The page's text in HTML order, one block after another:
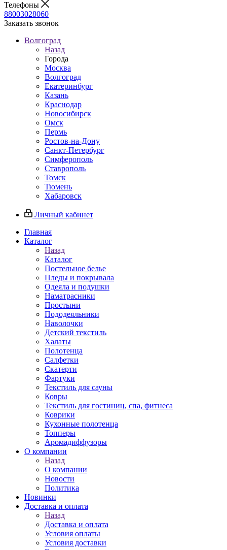
Телефоны
88003028060
Заказать звонок
Волгоград
Назад
Города
Москва
Волгоград
Екатеринбург
Казань
Краснодар
Новосибирск
Омск
Пермь
Ростов-на-Дону
Санкт-Петербург
Симферополь
Ставрополь
Томск
Тюмень
Хабаровск
Личный кабинет
Главная
Каталог
Назад
Каталог
Постельное белье
Пледы и покрывала
Одеяла и подушки
Наматрасники
Простыни
Пододеяльники
Наволочки
Детский текстиль
Халаты
Полотенца
Салфетки
Скатерти
Фартуки
Текстиль для сауны
Ковры
Текстиль для гостиниц, спа, фитнеса
Коврики
Кухонные полотенца
Топперы
Аромадиффузоры
О компании
Назад
О компании
Новости
Политика
Новинки
Доставка и оплата
Назад
Доставка и оплата
Условия оплаты
Условия доставки